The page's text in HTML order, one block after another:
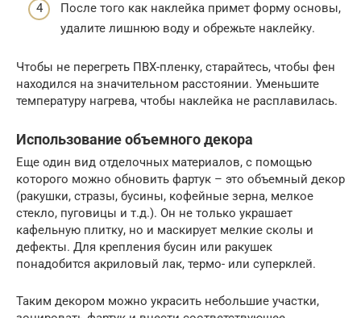
После того как наклейка примет форму основы,
удалите лишнюю воду и обрежьте наклейку.
Чтобы не перегреть ПВХ-пленку, старайтесь, чтобы фен
находился на значительном расстоянии. Уменьшите
температуру нагрева, чтобы наклейка не расплавилась.
Использование объемного декора
Еще один вид отделочных материалов, с помощью
которого можно обновить фартук – это объемный декор
(ракушки, стразы, бусины, кофейные зерна, мелкое
стекло, пуговицы и т.д.). Он не только украшает
кафельную плитку, но и маскирует мелкие сколы и
дефекты. Для крепления бусин или ракушек
понадобится акриловый лак, термо- или суперклей.
Таким декором можно украсить небольшие участки,